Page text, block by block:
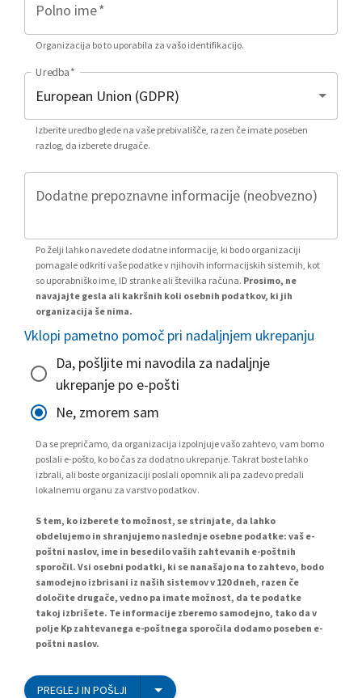
Polno ime*
Organizacija bo to uporabila za vašo identifikacijo.
Uredba*
Izberite uredbo glede na vaše prebivališče, razen če imate poseben
razlog, da izberete drugače.
Dodatne prepoznavne informacije (neobvezno)
Po želji lahko navedete dodatne informacije, ki bodo organizaciji
pomagale odkriti vaše podatke v njihovih informacijskih sistemih, kot
so uporabniško ime, ID stranke ali številka računa. Prosimo, ne
navajajte gesla ali kakršnih koli osebnih podatkov, ki jih
organizacija še nima.
Vklopi pametno pomoč pri nadaljnjem ukrepanju
Da, pošljite mi navodila za nadaljnje
ukrepanje po e-pošti
Ne, zmorem sam
Da se prepričamo, da organizacija izpolnjuje vašo zahtevo, vam bomo
poslali e-pošto, ko bo čas za dodatno ukrepanje. Takrat boste lahko
izbrali, ali boste organizaciji poslali opomnik ali pa zadevo predali
lokalnemu organu za varstvo podatkov.
S tem, ko izberete to možnost, se strinjate, da lahko
obdelujemo in shranjujemo naslednje osebne podatke: vaš e-
poštni naslov, ime in besedilo vaših zahtevanih e-poštnih
sporočil. Vsi osebni podatki, ki se nanašajo na to zahtevo, bodo
samodejno izbrisani iz naših sistemov v 120 dneh, razen če
določite drugače, vedno pa imate možnost, da te podatke
takoj izbrišete. Te informacije zberemo samodejno, tako da v
polje Kp zahtevanega e-poštnega sporočila dodamo poseben e-
poštni naslov.
PREGLEJ IN POŠLJI